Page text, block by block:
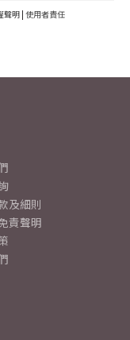
聲明 | 使用者責任
及細則
責聲明